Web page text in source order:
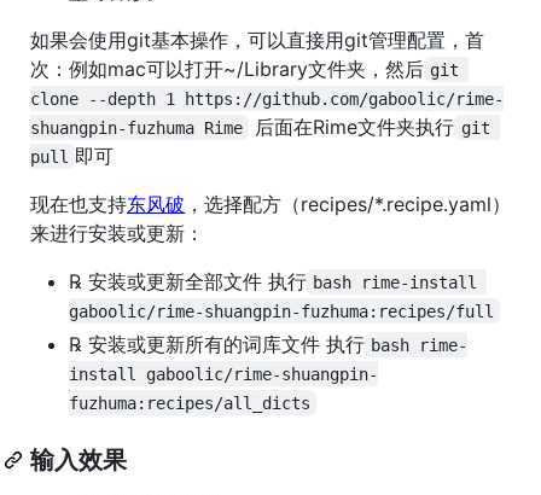
如果会使用git基本操作，可以直接用git管理配置，首
次：例如mac可以打开~/Library文件夹，然后 git
clone --depth 1 https://github.com/gaboolic/rime-
shuangpin-fuzhuma Rime
后面在Rime文件夹执行 git
pull 即可
现在也支持东风破 ，选择配方（recipes/*.recipe.yaml）
来进行安装或更新：
℞ 安装或更新全部文件 执行 bash rime-install
gaboolic/rime-shuangpin-fuzhuma:recipes/full
℞ 安装或更新所有的词库文件 执行 bash rime-
install gaboolic/rime-shuangpin-
fuzhuma:recipes/all_dicts
输入效果